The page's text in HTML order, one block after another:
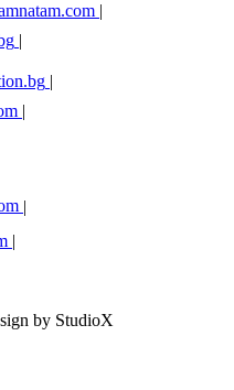
|
|
|
|
|
|
by StudioX